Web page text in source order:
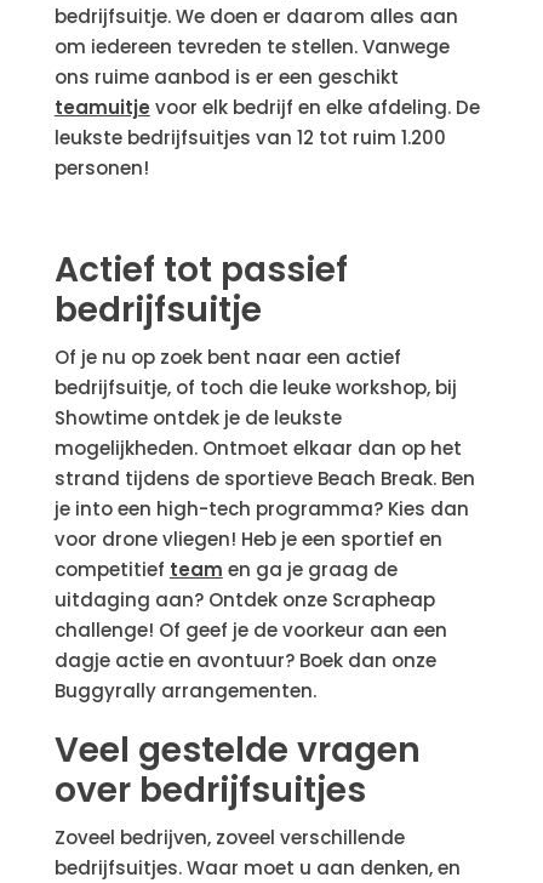
bedrijfsuitje. We doen er daarom alles aan
om iedereen tevreden te stellen. Vanwege
ons ruime aanbod is er een geschikt
teamuitje voor elk bedrijf en elke afdeling. De
leukste bedrijfsuitjes van 12 tot ruim 1.200
personen!
Actief tot passief
bedrijfsuitje
Of je nu op zoek bent naar een actief
bedrijfsuitje, of toch die leuke workshop, bij
Showtime ontdek je de leukste
mogelijkheden. Ontmoet elkaar dan op het
strand tijdens de sportieve Beach Break. Ben
je into een high-tech programma? Kies dan
voor drone vliegen! Heb je een sportief en
competitief team en ga je graag de
uitdaging aan? Ontdek onze Scrapheap
challenge! Of geef je de voorkeur aan een
dagje actie en avontuur? Boek dan onze
Buggyrally arrangementen.
Veel gestelde vragen
over bedrijfsuitjes
Zoveel bedrijven, zoveel verschillende
bedrijfsuitjes. Waar moet u aan denken, en